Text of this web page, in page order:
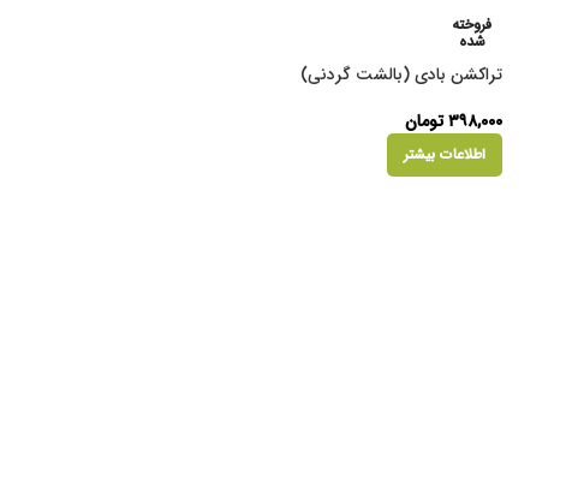
فروخته
شده
تراکشن بادی (بالشت گردنی)
۳۹۸,۰۰۰ تومان
اطلاعات بیشتر